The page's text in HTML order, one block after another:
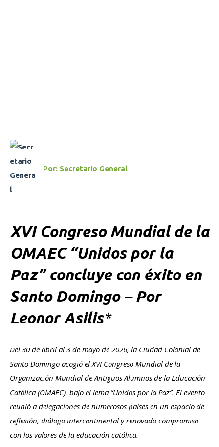
Por: Secretario General
XVI Congreso Mundial de la
OMAEC “Unidos por la
Paz” concluye con éxito en
Santo Domingo –Por
Leonor Asilis*
Del 30 de abril al 3 de mayo de 2026, la Ciudad Colonial de
Santo Domingo acogió el XVI Congreso Mundial de la
Organización Mundial de Antiguos Alumnos de la Educación
Católica (OMAEC), bajo el lema “Unidos por la Paz”. El evento
reunió a delegaciones de numerosos países en un espacio de
reflexión, diálogo intercontinental y renovado compromiso
con los valores de la educación católica.